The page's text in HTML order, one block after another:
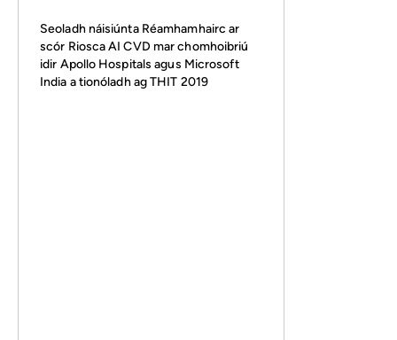
Seoladh náisiúnta Réamhamhairc ar
scór Riosca AI CVD mar chomhoibriú
idir Apollo Hospitals agus Microsoft
India a tionóladh ag THIT 2019